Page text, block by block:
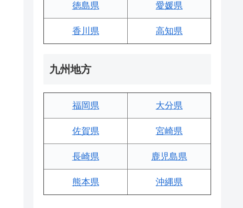
徳島県 愛媛県
香川県 高知県
九州地方
福岡県 大分県
佐賀県 宮崎県
長崎県 鹿児島県
熊本県 沖縄県